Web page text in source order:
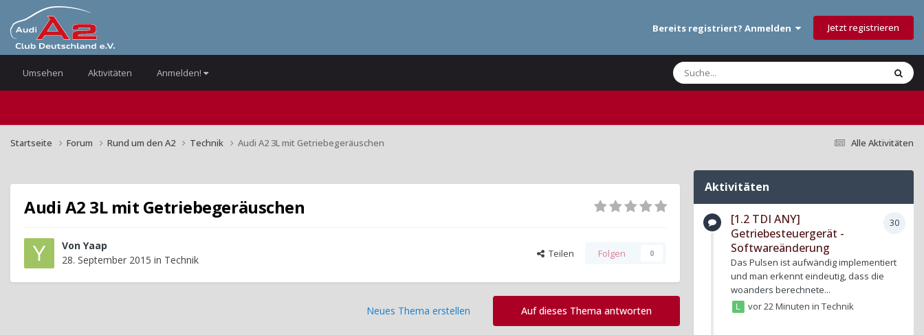
Bereits registriert? Anmelden Jetzt registrieren
Umsehen Aktivitäten Anmelden!
Alle Aktivitäten
Startseite Forum Rund um den A2 Technik Audi A2 3L mit Getriebegeräuschen
Audi A2 3L mit Getriebegeräuschen
Von Yaap
28. September 2015 in Technik Teilen Folgen 0
Auf dieses Thema antworten
Neues Thema erstellen
Aktivitäten
30
[1.2 TDI ANY]
Getriebesteuergerät -
Softwareänderung
Das Pulsen ist aufwändig implementiert
und man erkennt eindeutig, dass die
woanders berechnete...
vor 22 MinuteninTechnik